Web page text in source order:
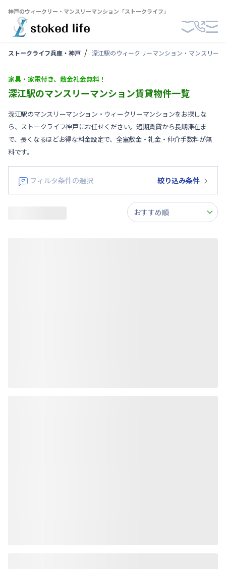
神戸のウィークリー・マンスリーマンション「ストークライフ」
ストークライフ兵庫・神戸 深江駅のウィークリーマンション・マンスリー
家具・家電付き、敷金礼金無料！
深江駅のマンスリーマンション賃貸物件一覧
深江駅のマンスリーマンション・ウィークリーマンションをお探しな
ら、ストークライフ神戸にお任せください。短期賃貸から長期滞在ま
で、長くなるほどお得な料金設定で、全室敷金・礼金・仲介手数料が無
料です。
フィルタ条件の選択 絞り込み条件